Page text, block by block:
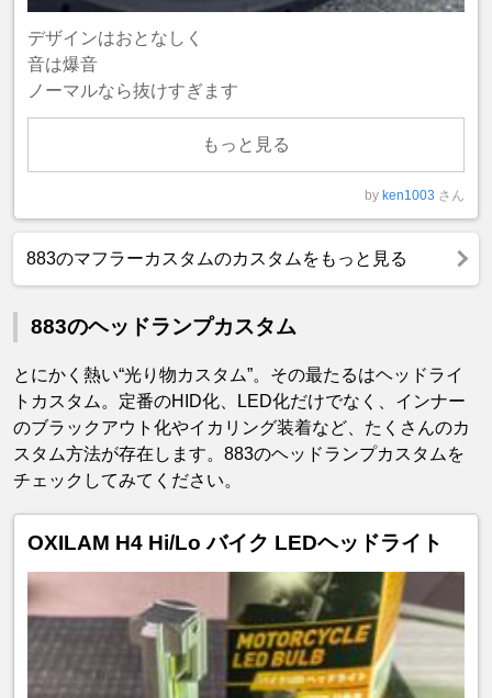
デザインはおとなしく
音は爆音
ノーマルなら抜けすぎます
もっと見る
by ken1003 さん
883のマフラーカスタムのカスタムをもっと見る
883のヘッドランプカスタム
とにかく熱い“光り物カスタム”。その最たるはヘッドライ
トカスタム。定番のHID化、LED化だけでなく、インナー
のブラックアウト化やイカリング装着など、たくさんのカ
スタム方法が存在します。883のヘッドランプカスタムを
チェックしてみてください。
OXILAM H4 Hi/Lo バイク LEDヘッドライト